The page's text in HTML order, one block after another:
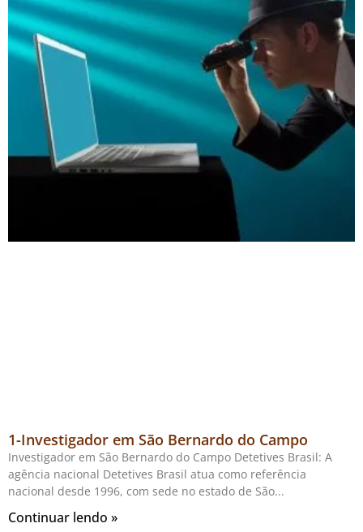
1-Investigador em São Bernardo do Campo
Investigador em São Bernardo do Campo Detetives Brasil: A
agência nacional Detetives Brasil atua como referência
nacional desde 1996, com sede no estado de São
Continuar lendo »